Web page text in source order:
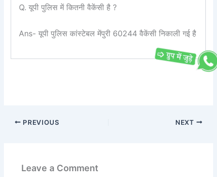
Q. यूपी पुलिस में कितनी वैकेंसी है ?
Ans- यूपी पुलिस कांस्टेबल मेंपुरी 60244 वैकेंसी निकाली गई है
PREVIOUS NEXT
Leave a Comment